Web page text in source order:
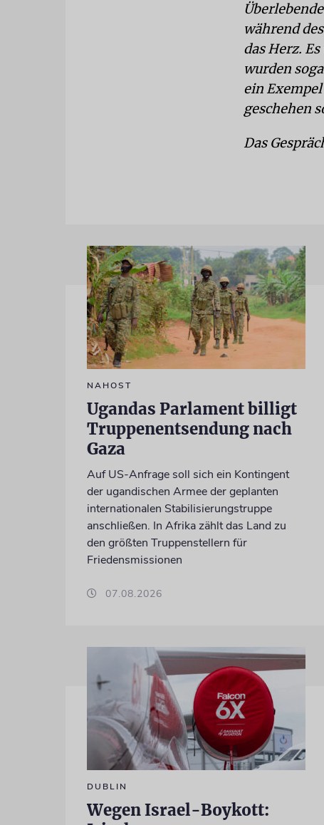
während
das Herz.
wurden
ein
geschehen
Das
NAHOST
Ugandas Parlament billigt
Truppenentsendung nach
Gaza
Auf US-Anfrage soll sich ein Kontingent
der ugandischen Armee der geplanten
internationalen Stabilisierungstruppe
anschließen. In Afrika zählt das Land zu
den größten Truppenstellern für
Friedensmissionen
07.08.2026
DUBLIN
Wegen Israel-Boykott: